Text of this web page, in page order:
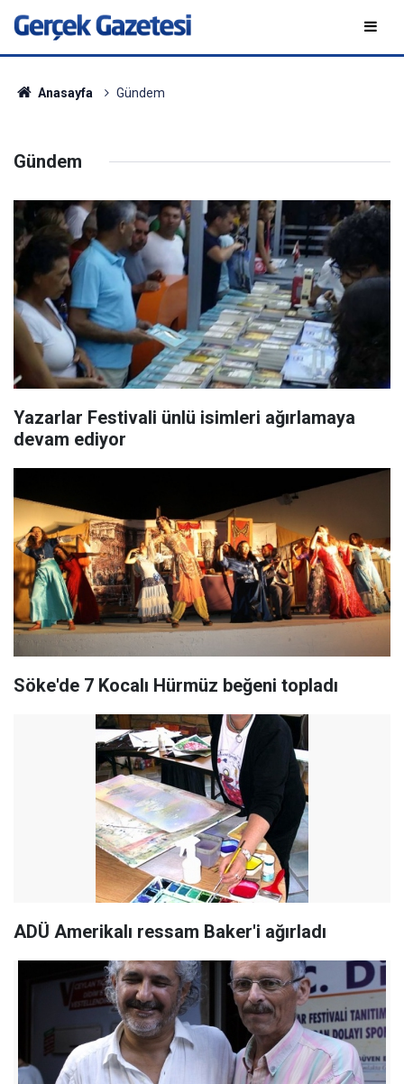
Anasayfa Gündem
Gündem
Yazarlar Festivali ünlü isimleri ağırlamaya
devam ediyor
Söke'de 7 Kocalı Hürmüz beğeni topladı
ADÜ Amerikalı ressam Baker'i ağırladı